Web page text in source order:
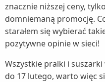
znacznie niższej ceny,
domniemaną promocję.
starałem się wybierać
pozytywne opinie w sieci!
Wszystkie pralki i
do 17 lutego, warto więc